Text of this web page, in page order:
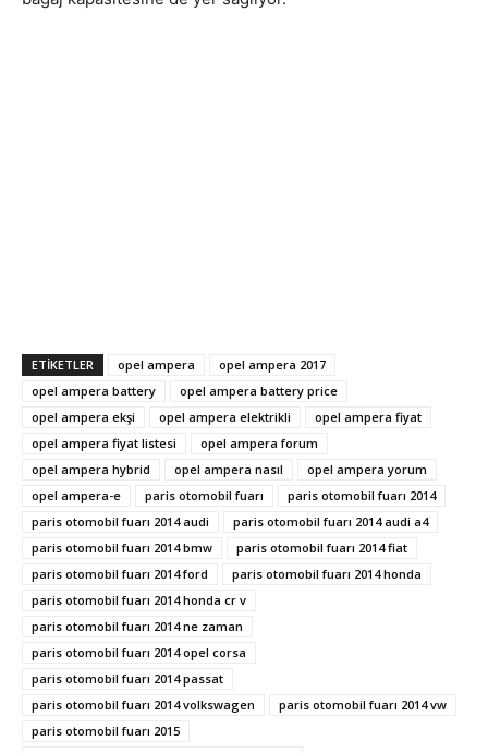
ETIKETLER opel ampera
opel ampera 2017
opel ampera battery
opel ampera battery price
opel ampera ekşi
opel ampera elektrikli
opel ampera fiyat
opel ampera fiyat listesi
opel ampera forum
opel ampera hybrid
opel ampera nasıl
opel ampera yorum
opel ampera-e
paris otomobil fuarı
paris otomobil fuarı 2014
paris otomobil fuarı 2014 audi
paris otomobil fuarı 2014 audi a4
paris otomobil fuarı 2014 bmw
paris otomobil fuarı 2014 fiat
paris otomobil fuarı 2014 ford
paris otomobil fuarı 2014 honda
paris otomobil fuarı 2014 honda cr v
paris otomobil fuarı 2014 ne zaman
paris otomobil fuarı 2014 opel corsa
paris otomobil fuarı 2014 passat
paris otomobil fuarı 2014 volkswagen
paris otomobil fuarı 2014 vw
paris otomobil fuarı 2015